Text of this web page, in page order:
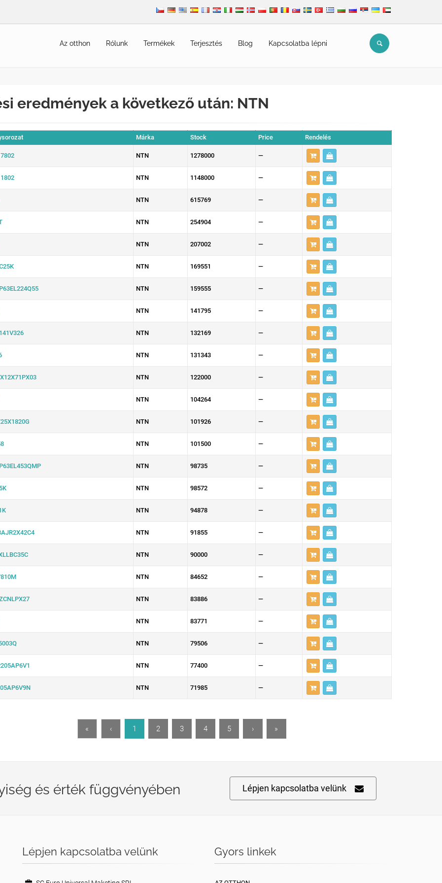
Az otthon Rólunk Termékek Terjesztés Blog Kapcsolatba lépni
eredmények a következő után: NTN
Márka Stock Price Rendelés
NTN 1278000 —
NTN 1148000 —
NTN 615769 —
NTN 254904 —
NTN 207002 —
NTN 169551 —
NTN 159555 —
NTN 141795 —
NTN 132169 —
NTN 131343 —
NTN 122000 —
NTN 104264 —
NTN 101926 —
NTN 101500 —
NTN 98735 —
NTN 98572 —
NTN 94878 —
NTN 91855 —
NTN 90000 —
NTN 84652 —
NTN 83886 —
NTN 83771 —
NTN 79506 —
NTN 77400 —
NTN 71985 —
« ‹ 1 2 3 4 5 › »
és érték függvényében Lépjen kapcsolatba velünk
Lépjen kapcsolatba velünk Gyors linkek